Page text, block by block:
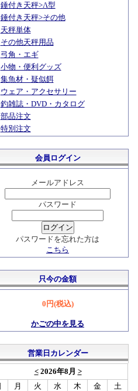
錘付き天秤>Λ型
錘付き天秤>その他
天秤単体
その他天秤用品
弓角・エギ
小物・便利グッズ
集魚材・疑似餌
ウェア・アクセサリー
釣雑誌・DVD・カタログ
部品注文
特別注文
会員ログイン
メールアドレス
パスワード
パスワードを忘れた方は
こちら
只今の金額
0円(税込)
かごの中を見る
営業日カレンダー